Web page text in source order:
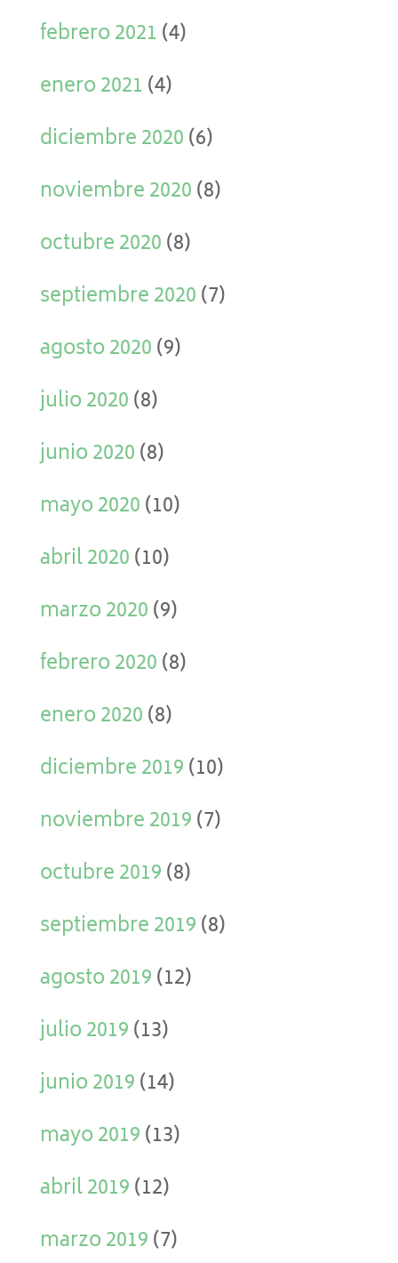
febrero 2021 (4)
enero 2021 (4)
diciembre 2020(6)
noviembre 2020(8)
octubre 2020(8)
septiembre 2020(7)
agosto 2020(9)
julio 2020(8)
junio 2020(8)
mayo 2020(10)
abril 2020(10)
marzo 2020(9)
febrero 2020(8)
enero 2020(8)
diciembre 2019(10)
noviembre 2019(7)
octubre 2019(8)
septiembre 2019(8)
agosto 2019(12)
julio 2019(13)
junio 2019(14)
mayo 2019(13)
abril 2019(12)
marzo 2019(7)